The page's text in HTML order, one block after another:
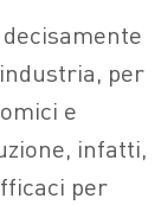
per
e
infatti,
per